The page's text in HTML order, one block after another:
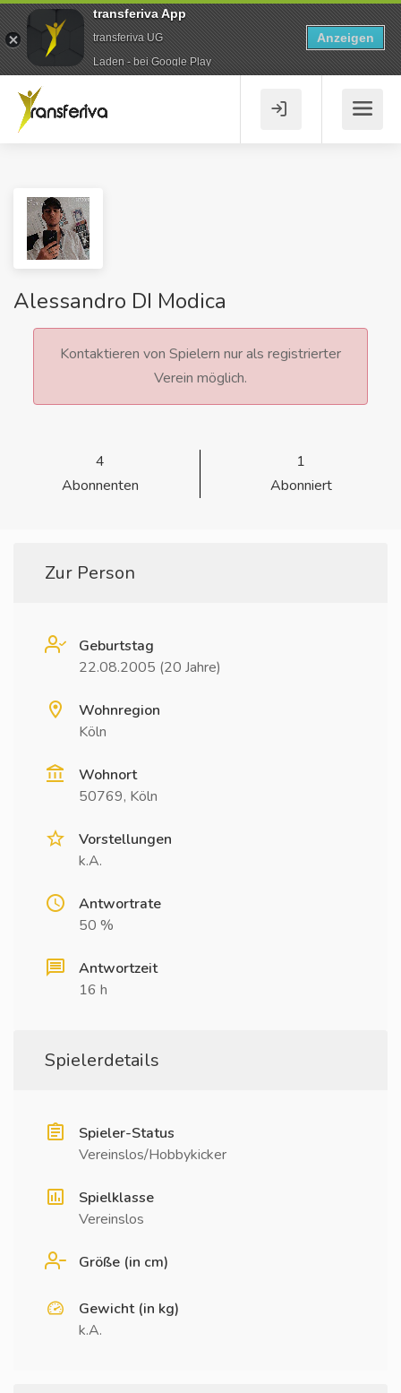
Alessandro DI Modica
Kontaktieren von Spielern nur als registrierter
Verein möglich.
4
Abonnenten
1
Abonniert
Zur Person
Geburtstag
22.08.2005 (20 Jahre)
Wohnregion
Köln
Wohnort
50769, Köln
Vorstellungen
k.A.
Antwortrate
50 %
Antwortzeit
16 h
Spielerdetails
Spieler-Status
Vereinslos/Hobbykicker
Spielklasse
Vereinslos
Größe (in cm)
Gewicht (in kg)
k.A.
transferiva App
transferiva UG
Laden - bei Google Play
Anzeigen